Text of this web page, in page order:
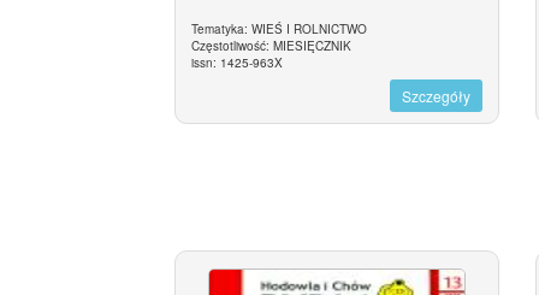
Tematyka: WIEŚ I ROLNICTWO
Częstotliwość: MIESIĘCZNIK
issn: 1425-963X
Szczegóły